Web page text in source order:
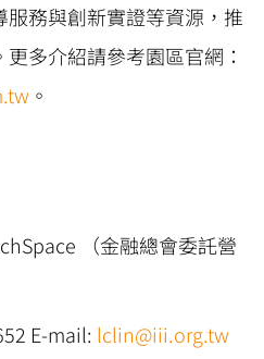
務與創新實證等資源，推
多介紹請參考園區官網：
。
（金融總會委託營
E-mail: lclin@iii.org.tw